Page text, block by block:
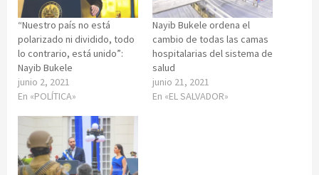
“Nuestro país no está
polarizado ni dividido, todo
lo contrario, está unido”:
Nayib Bukele
junio 2, 2021
En «POLÍTICA»
Nayib Bukele ordena el
cambio de todas las camas
hospitalarias del sistema de
salud
junio 21, 2021
En «EL SALVADOR»